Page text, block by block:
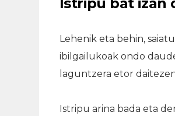
Lehenik eta behin,
ibilgailukoak ondo
laguntzera etor
Istripu arina bada eta